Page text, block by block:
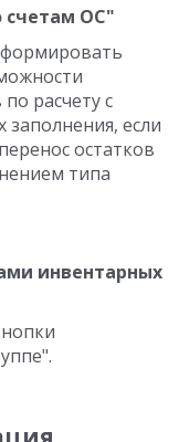
счетам ОС"
расчету с
если
остатков
типа
инвентарных